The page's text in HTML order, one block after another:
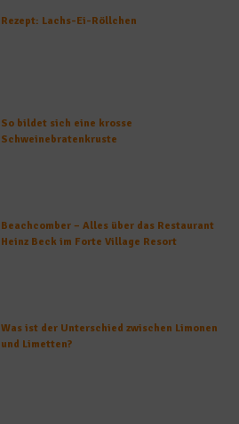
Rezept: Lachs-Ei-Röllchen
So bildet sich eine krosse
Schweinebratenkruste
Beachcomber – Alles über das Restaurant
Heinz Beck im Forte Village Resort
Was ist der Unterschied zwischen Limonen
und Limetten?